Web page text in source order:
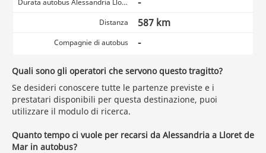
Durata autobus Alessandria Lloret de Mar
Distanza 587 km
Compagnie di autobus -
Quali sono gli operatori che servono questo tragitto?
Se desideri conoscere tutte le partenze previste e i
prestatari disponibili per questa destinazione, puoi
utilizzare il modulo di ricerca.
Quanto tempo ci vuole per recarsi da Alessandria a Lloret de
Mar in autobus?